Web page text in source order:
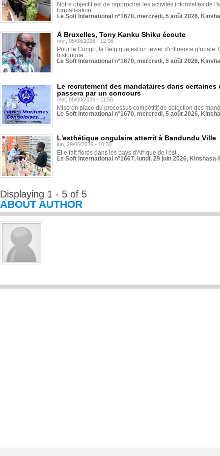
Notre objectif est de rapprocher les activités informelles de
formalisation.
Le Soft International n°1670, mercredi, 5 août 2026,
À Bruxelles, Tony Kanku Shiku écoute
mer, 05/08/2026 - 12:06
Pour le Congo, la Belgique est un levier d'influence globale.
historique...
Le Soft International n°1670, mercredi, 5 août 2026,
Le recrutement des mandataires dans
passera par un concours
mer, 05/08/2026 - 11:55
Mise en place du processus compétitif de sélection des
Le Soft International n°1670, mercredi, 5 août 2026,
L'esthétique ongulaire atterrit à Bandundu Ville
lun, 29/06/2026 - 10:30
Elle fait florès dans les pays d'Afrique de l'est...
Le Soft International n°1667, lundi, 29 juin 2026,
Displaying 1 - 5 of 5
ABOUT AUTHOR